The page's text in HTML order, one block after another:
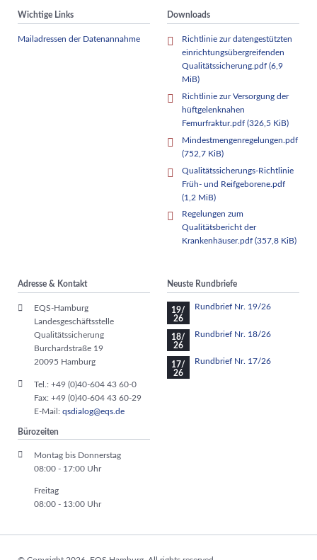
Wichtige Links
Mailadressen der Datenannahme
Downloads
Richtlinie zur datengestützten
einrichtungsübergreifenden
Qualitätssicherung.pdf(6,9
MiB)
Richtlinie zur Versorgung der
hüftgelenknahen
Femurfraktur.pdf(326,5 KiB)
Mindestmengenregelungen.pdf
(752,7 KiB)
Qualitätssicherungs-Richtlinie
Früh- und Reifgeborene.pdf
(1,2 MiB)
Regelungen zum
Qualitätsbericht der
Krankenhäuser.pdf(357,8 KiB)
Adresse & Kontakt
EQS-Hamburg
Landesgeschäftsstelle
Qualitätssicherung
Burchardstraße 19
20095 Hamburg
Tel.: +49 (0)40-604 43 60-0
Fax: +49 (0)40-604 43 60-29
E-Mail: qsdialog@eqs.de
Bürozeiten
Montag bis Donnerstag
08:00 - 17:00 Uhr
Freitag
08:00 - 13:00 Uhr
Neuste Rundbriefe
19/
26
Rundbrief Nr. 19/26
18/
26
Rundbrief Nr. 18/26
17/
26
Rundbrief Nr. 17/26